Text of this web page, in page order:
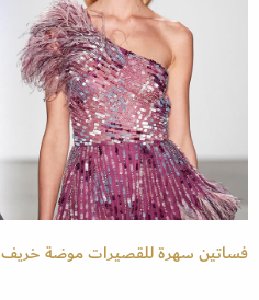
فساتين سهرة للقصيرات موضة خريف 2020